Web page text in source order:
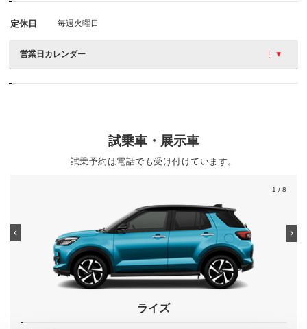
定休日 毎週火曜日
営業日カレンダー
試乗車・展示車
試乗予約は電話でも受け付けています。
1 / 8
ライズ